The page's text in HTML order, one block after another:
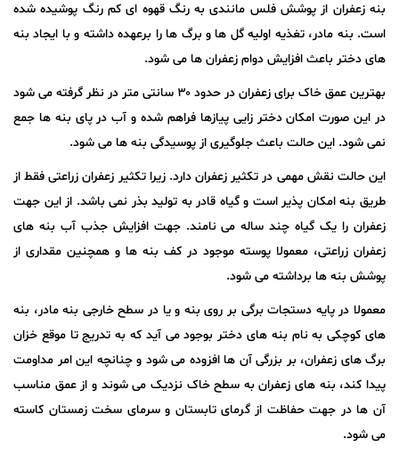
بنه زعفران از پوشش فلس مانندی به رنگ قهوه ای کم رنگ پوشیده شده
است. بنه مادر، تغذیه اولیه گل ها و برگ ها را برعهده داشته و با ایجاد بنه
های دختر باعث افزایش دوام زعفران ها می شود.
بهترین عمق خاک برای زعفران در حدود ۳۰ سانتی متر در نظر گرفته می شود
در این صورت امکان دختر زایی پیازها فراهم شده و آب در پای بنه ها جمع
نمی شود. این حالت باعث جلوگیری از پوسیدگی بنه ها می شود.
این حالت نقش مهمی در تکثیر زعفران دارد. زیرا تکثیر زعفران زراعتی فقط از
طریق بنه امکان پذیر است و گیاه قادر به تولید بذر نمی باشد. از این جهت
زعفران را یک گیاه چند ساله می نامند. جهت افزایش جذب آب بنه های
زعفران زراعتی، معمولا پوسته موجود در کف بنه ها و همچنین مقداری از
پوشش بنه ها برداشته می شود.
معمولا در پایه دستجات برگی بر روی بنه و یا در سطح خارجی بنه مادر، بنه
های کوچکی به نام بنه های دختر بوجود می آید که به تدریج تا موقع خزان
برگ های زعفران، بر بزرگی آن ها افزوده می شود و چنانچه این امر مداومت
پیدا کند، بنه های زعفران به سطح خاک نزدیک می شوند و از عمق مناسب
آن ها در جهت حفاظت از گرمای تابستان و سرمای سخت زمستان کاسته
می شود.